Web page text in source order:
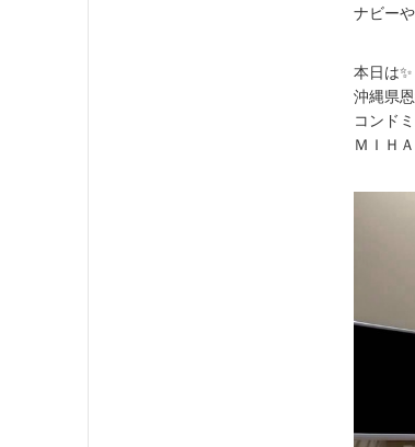
ナビー
本日は✨
沖縄県
コンド
ＭＩＨ